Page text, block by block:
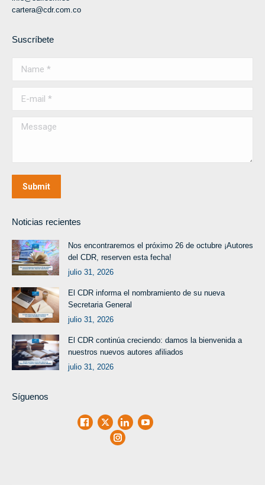
cartera@cdr.com.co
Suscríbete
Message
Submit
Noticias recientes
Nos encontraremos el próximo 26 de octubre ¡Autores
del CDR, reserven esta fecha!
julio 31, 2026
El CDR informa el nombramiento de su nueva
Secretaria General
julio 31, 2026
El CDR continúa creciendo: damos la bienvenida a
nuestros nuevos autores afiliados
julio 31, 2026
Síguenos
Facebook
X LinkedInYoutube
Instagram